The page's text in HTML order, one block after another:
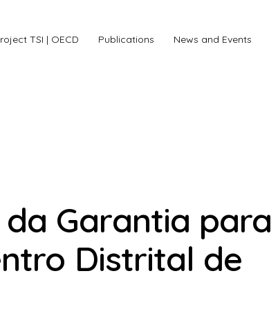
TSI | OECD Publications News and Events
Garantia
Distrital de